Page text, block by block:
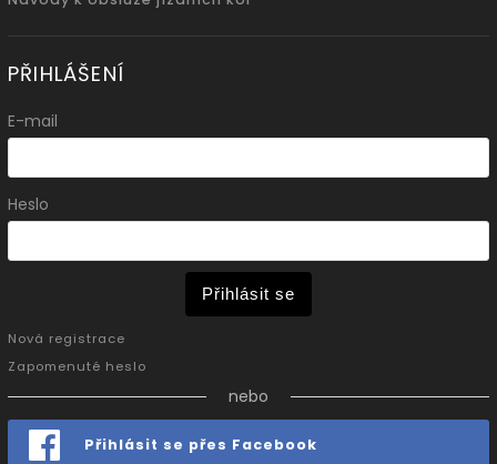
PŘIHLÁŠENÍ
E-mail
Heslo
Přihlásit se
Nová registrace
Zapomenuté heslo
nebo
Přihlásit se přes Facebook